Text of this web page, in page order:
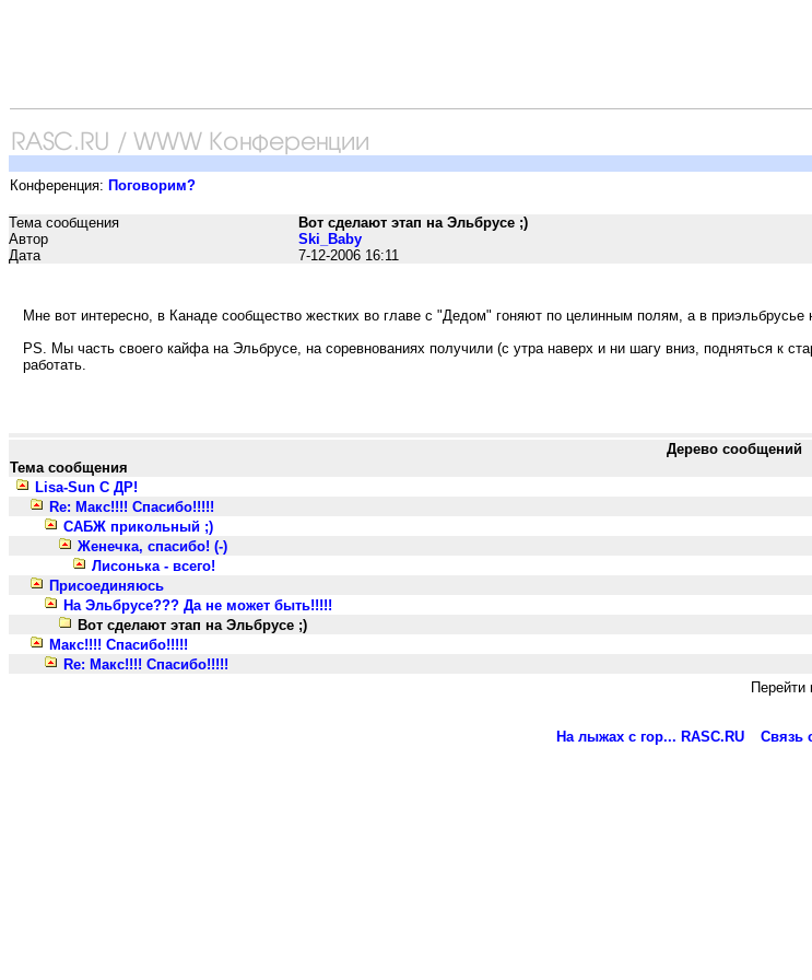
Конференция: Поговорим?
Тема сообщения
Вот сделают этап на Эльбрусе ;)
Автор
Ski_Baby
Дата
7-12-2006 16:11
Мне вот интересно, в Канаде сообщество жестких во главе с "Дедом" гоняют по целинным полям, а в приэльбрусье
PS. Мы часть своего кайфа на Эльбрусе, на соревнованиях получили (с утра наверх и ни шагу вниз, подняться к
работать.
Дерево сообщений
Тема сообщения
Lisa-Sun С ДР!
Re: Макс!!!! Спасибо!!!!!
САБЖ прикольный ;)
Женечка, спасибо! (-)
Лисонька - всего!
Присоединяюсь
На Эльбрусе??? Да не может быть!!!!!
Вот сделают этап на Эльбрусе ;)
Макс!!!! Спасибо!!!!!
Re: Макс!!!! Спасибо!!!!!
Перейти
На лыжах с гор... RASC.RU Связь